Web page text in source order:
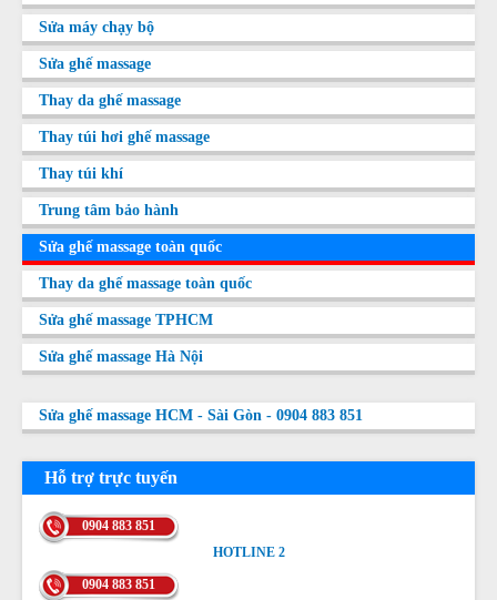
Sửa máy chạy bộ
Sửa ghế massage
Thay da ghế massage
Thay túi hơi ghế massage
Thay túi khí
Trung tâm bảo hành
Sửa ghế massage toàn quốc
Thay da ghế massage toàn quốc
Sửa ghế massage TPHCM
Sửa ghế massage Hà Nội
Sửa ghế massage HCM - Sài Gòn - 0904 883 851
Hỗ trợ trực tuyến
0904 883 851
HOTLINE 2
0904 883 851